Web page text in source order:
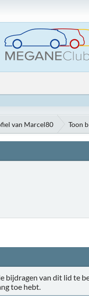
van Marcel80 Toon
bijdragen van dit lid te
toe hebt.